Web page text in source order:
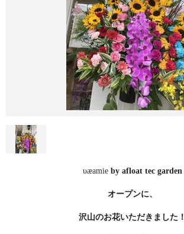
υæamie by afloat tec garden
オープンに、
沢山のお花いただきました！